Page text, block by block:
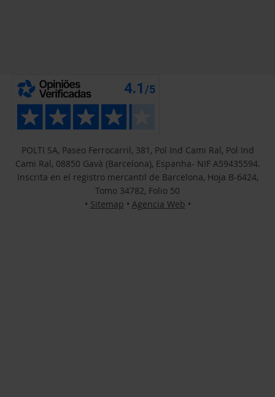
POLTI SA, Paseo Ferrocarril, 381, Pol Ind Cami Ral, Pol Ind
Cami Ral, 08850 Gavà (Barcelona), Espanha- NIF A59435594.
Inscrita en el registro mercantil de Barcelona, Hoja B-6424,
Tomo 34782, Folio 50
• Sitemap • Agencia Web •